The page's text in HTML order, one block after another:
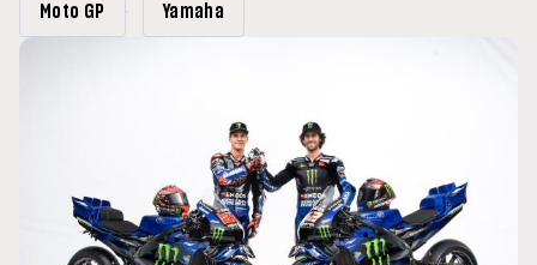
: Horaires et
Moto GP Yamaha